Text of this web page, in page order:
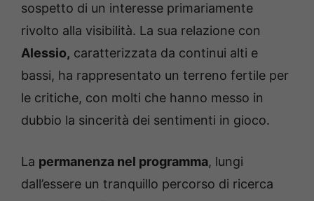
sospetto di un interesse primariamente
rivolto alla visibilità. La sua relazione con
Alessio, caratterizzata da continui alti e
bassi, ha rappresentato un terreno fertile per
le critiche, con molti che hanno messo in
dubbio la sincerità dei sentimenti in gioco.
La permanenza nel programma, lungi
dall’essere un tranquillo percorso di ricerca